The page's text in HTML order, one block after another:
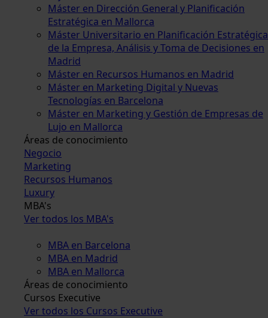
Máster en Dirección General y Planificación
Estratégica en Mallorca
Máster Universitario en Planificación Estratégica
de la Empresa, Análisis y Toma de Decisiones en
Madrid
Máster en Recursos Humanos en Madrid
Máster en Marketing Digital y Nuevas
Tecnologías en Barcelona
Máster en Marketing y Gestión de Empresas de
Lujo en Mallorca
Áreas de conocimiento
Negocio
Marketing
Recursos Humanos
Luxury
MBA's
Ver todos los MBA's
MBA en Barcelona
MBA en Madrid
MBA en Mallorca
Áreas de conocimiento
Cursos Executive
Ver todos los Cursos Executive